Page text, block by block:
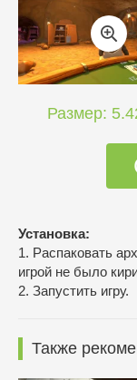
Размер:
Установка:
1. Распаковать
игрой не было
2. Запустить игру.
Также